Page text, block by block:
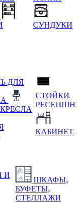
СУНДУКИ
ДЛЯ
СТОЙКИ
РЕСЕПШН
КАБИНЕТ
И
ШКАФЫ,
БУФЕТЫ,
СТЕЛЛАЖИ